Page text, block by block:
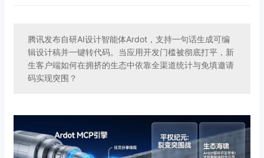
腾讯发布自研AI设计智能体Ardot，支持一句话生成可编
辑设计稿并一键转代码。当应用开发门槛被彻底打平，新
生客户端如何在拥挤的生态中依靠全渠道统计与免填邀请
码实现突围？